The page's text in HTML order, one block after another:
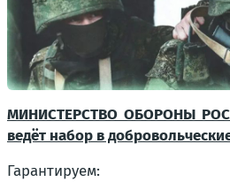
МИНИСТЕРСТВО ОБОРОНЫ
ведёт набор в
Гарантируем: